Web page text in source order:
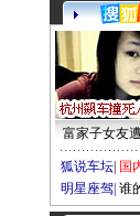
富家子女友
狐说车坛 国
明星座驾 谁